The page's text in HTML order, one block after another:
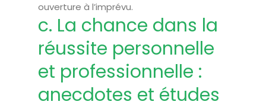
ouverture à l’imprévu.
c. La chance dans la
réussite personnelle
et professionnelle :
anecdotes et études